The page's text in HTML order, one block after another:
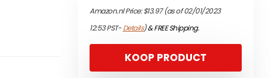
Amazon.nl Price:$13.97(as of 02/01/2023
12:53 PST-Details)&FREE Shipping.
KOOP PRODUCT